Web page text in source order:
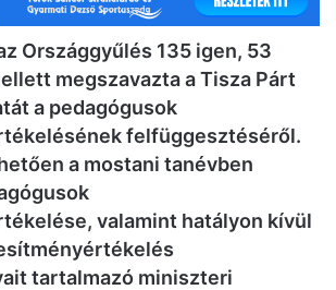
Országgyűlés 135 igen, 53
megszavazta a Tisza Párt
a pedagógusok
felfüggesztéséről.
a mostani tanévben
valamint hatályon kívül
tartalmazó miniszteri